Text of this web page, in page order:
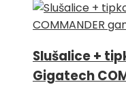
Slušalice +
Gigatech